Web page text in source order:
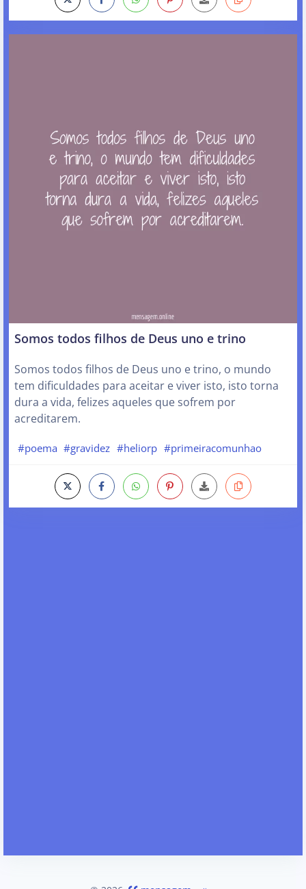
Somos todos filhos de Deus uno e trino
Somos todos filhos de Deus uno e trino, o mundo
tem dificuldades para aceitar e viver isto, isto torna
dura a vida, felizes aqueles que sofrem por
acreditarem.
#poema #gravidez #heliorp #primeiracomunhao